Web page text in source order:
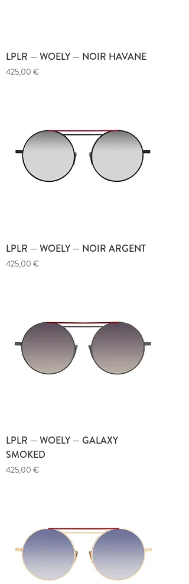
LPLR — WOELY — NOIR HAVANE
Prix
425,00 €
LPLR — WOELY — NOIR ARGENT
Prix
425,00 €
LPLR — WOELY — GALAXY
SMOKED
Prix
425,00 €